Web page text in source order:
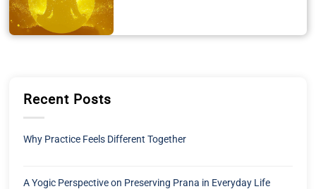
Recent Posts
Why Practice Feels Different Together
A Yogic Perspective on Preserving Prana in Everyday Life